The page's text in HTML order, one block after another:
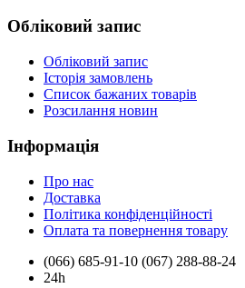
Обліковий запис
Обліковий запис
Історія замовлень
Список бажаних товарів
Розсилання новин
Інформація
Про нас
Доставка
Політика конфіденційності
Оплата та повернення товару
(066) 685-91-10 (067) 288-88-24
24h